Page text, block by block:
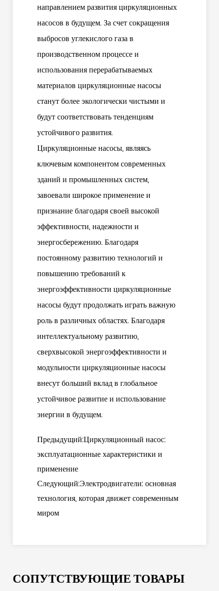
направлением развития циркуляционных
насосов в будущем. За счет сокращения
выбросов углекислого газа в
производственном процессе и
использования перерабатываемых
материалов циркуляционные насосы
станут более экологически чистыми и
будут соответствовать тенденциям
устойчивого развития.
Циркуляционные насосы, являясь
ключевым компонентом современных
зданий и промышленных систем,
завоевали широкое применение и
признание благодаря своей высокой
эффективности, надежности и
энергосбережению. Благодаря
постоянному развитию технологий и
повышению требований к
энергоэффективности циркуляционные
насосы будут продолжать играть важную
роль в различных областях. Благодаря
интеллектуальному развитию,
сверхвысокой энергоэффективности и
модульности циркуляционные насосы
внесут больший вклад в глобальное
устойчивое развитие и использование
энергии в будущем.
Предыдущий:Циркуляционный насос:
эксплуатационные характеристики и
применение
Следующий:Электродвигатели: основная
технология, которая движет современным
миром
СОПУТСТВУЮЩИЕ ТОВАРЫ